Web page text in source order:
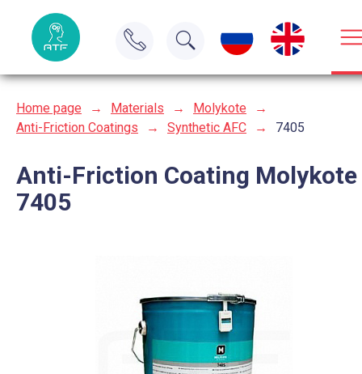
Home page → Materials → Molykote
→
Anti-Friction Coatings
→ Synthetic AFC → 7405
Anti-Friction Coating Molykote
7405